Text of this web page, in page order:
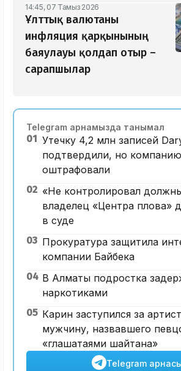
14:45, 07 Тамыз 2026
Ұлттық валютаны
инфляция қарқынының
баяулауы қолдап отыр –
сарапшылар
Telegram арнамызда танымал
01 Утечку 4,2 млн записей
подтвердили, но компанию
оштрафовали
02 «Не контролировал
владелец «Центра плова»
в суде
03 Прокуратура защитила
компании Байбека
04 В Алматы подростка
наркотиками
05 Карин заступился за
мужчину, назвавшего
«глашатаями шайтана»
Telegram